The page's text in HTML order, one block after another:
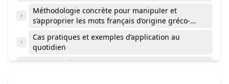
Méthodologie concrète pour manipuler et
s’approprier les mots français d’origine gréco-
Cas pratiques et exemples d’application au
quotidien
Comment différencier rapidement un mot d’origine